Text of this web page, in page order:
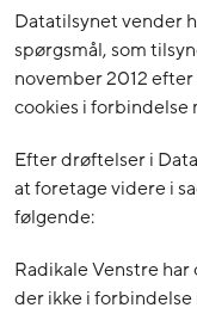
Datatilsynet vender
spørgsmål, som
november 2012
cookies i forbindelse
Efter drøftelser i
at foretage videre i
følgende:
Radikale Venstre
der ikke i